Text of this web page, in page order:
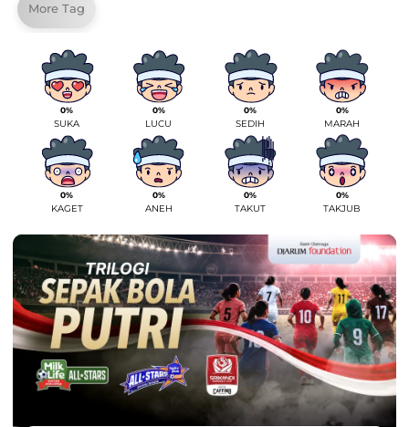
More Tag
0%
SUKA
0%
LUCU
0%
SEDIH
0%
MARAH
0%
KAGET
0%
ANEH
0%
TAKUT
0%
TAKJUB